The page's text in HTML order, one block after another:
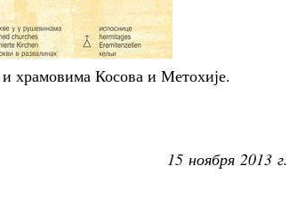
храмовима Косова и Метохије.
15 ноября 2013 г.